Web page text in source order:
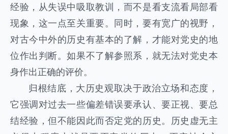
经验，从失误中吸取教训，而不是看支流看局部看
现象，这一点至关重要。同时，要有宽广的视野，
对古今中外的历史有基本的了解，才能对党史的地
位作出判断。如果不了解参照系，就无法对党史本
身作出正确的评价。
归根结底，大历史观取决于政治立场和态度，
它强调对过去一些偏差错误要承认、要正视、要总
结经验，但不能因此而否定党的历史。历史虚无主